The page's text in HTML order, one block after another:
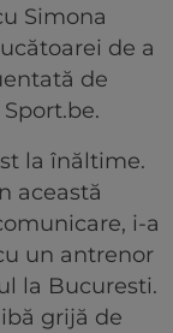
Simona
de a
de
la înăltime.
această
i-a
un antrenor
la Bucuresti.
grijă de